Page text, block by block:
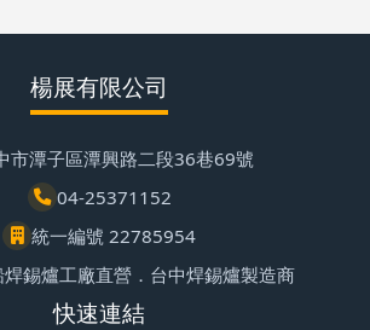
楊展有限公司
市潭子區潭興路二段36巷69號
04-25371152
統一編號 22785954
焊錫爐工廠直營．台中焊錫爐製造商
快速連結